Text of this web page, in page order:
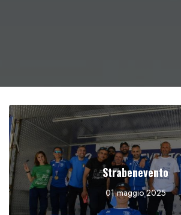
Strabenevento
01 maggio 2025